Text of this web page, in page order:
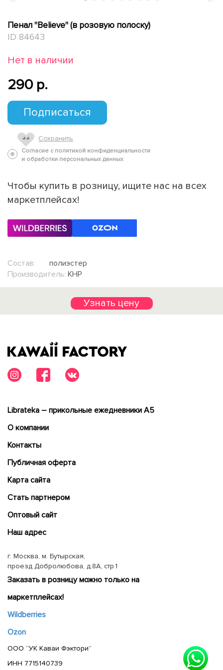
Пенал "Believe" (в розовую полоску)
ID 84643
Нет в наличии
290 p.
Подписаться
Сохранить
Согласие с политикой конфиденциальности
и обработки персональных данных
Чтобы купить в розницу, ищите нас на всех
маркетплейсах!
Состав:
полиэстер
Производитель: КНР
Узнать цену
Librateka – прикольные ежедневники А5
О компании
Контакты
Публичная оферта
Карта сайта
Cтать партнером
Оптовый сайт
Наш адрес
г. Москва, м. Бутырская,
проезд Добролюбова, д.8А, стр.1
Заказать в розницу можно только на
маркетплейсах!
Wildberries
Ozon
ООО “УК Каваи Фэктори”
ИНН 7715140739